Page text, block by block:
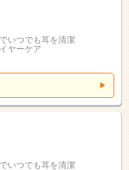
いつでも耳を清潔
ヤーケア
いつでも耳を清潔